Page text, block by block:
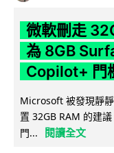
微軟刪走
為 8GB
Copilot+ 門
Microsoft 被發現靜
置 32GB RAM 的建
門...
閱讀全文